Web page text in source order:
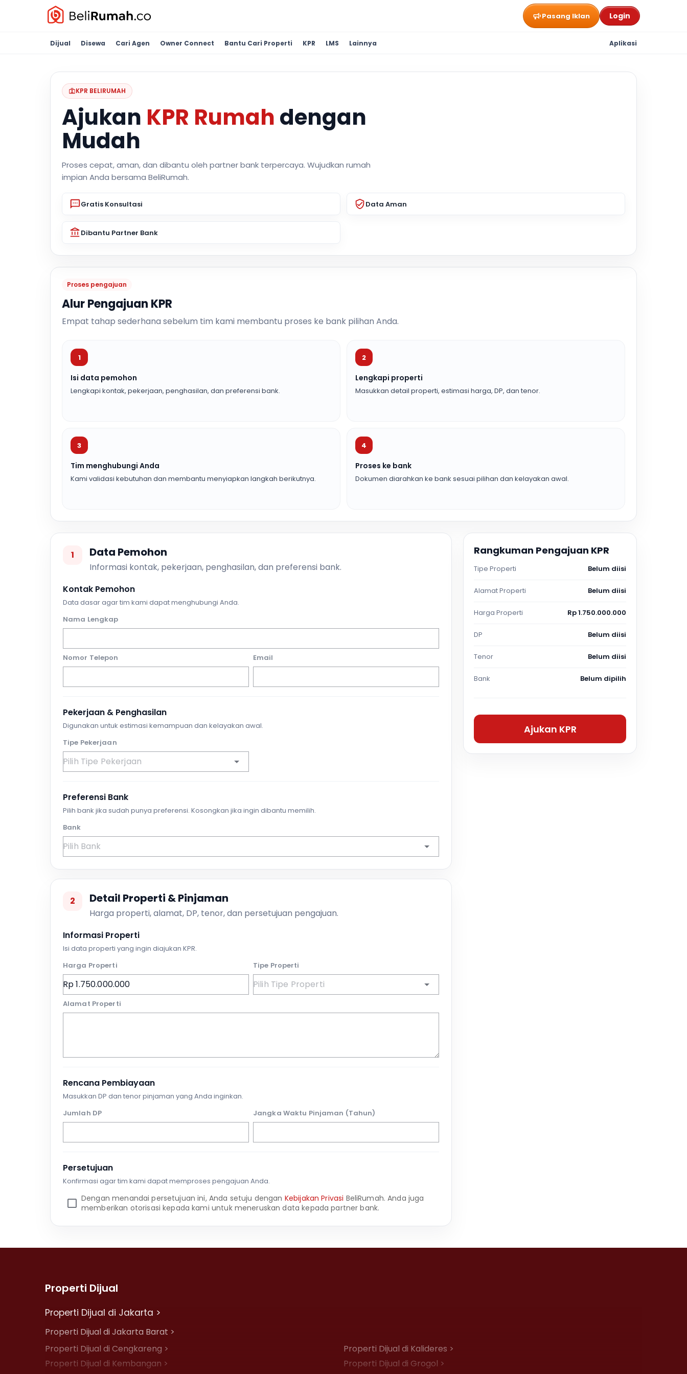
Pasang Iklan Login
Dijual Disewa Cari Agen Owner Connect Bantu Cari Properti KPR LMS Lainnya Aplikasi
KPR BELIRUMAH
Ajukan KPR Rumah dengan
Mudah
Proses cepat, aman, dan dibantu oleh partner bank terpercaya. Wujudkan rumah
impian Anda bersama BeliRumah.
Gratis Konsultasi Data Aman
Dibantu Partner Bank
Proses pengajuan
Alur Pengajuan KPR
Empat tahap sederhana sebelum tim kami membantu proses ke bank pilihan Anda.
1
Isi data pemohon
Lengkapi kontak, pekerjaan, penghasilan, dan preferensi bank.
2
Lengkapi properti
Masukkan detail properti, estimasi harga, DP, dan tenor.
3
Tim menghubungi Anda
Kami validasi kebutuhan dan membantu menyiapkan langkah berikutnya.
4
Proses ke bank
Dokumen diarahkan ke bank sesuai pilihan dan kelayakan awal.
1 Data Pemohon
Informasi kontak, pekerjaan, penghasilan, dan preferensi bank.
Kontak Pemohon
Data dasar agar tim kami dapat menghubungi Anda.
Nama Lengkap
Nomor Telepon Email
Pekerjaan & Penghasilan
Digunakan untuk estimasi kemampuan dan kelayakan awal.
Tipe Pekerjaan
Preferensi Bank
Pilih bank jika sudah punya preferensi. Kosongkan jika ingin dibantu memilih.
Bank
2 Detail Properti & Pinjaman
Harga properti, alamat, DP, tenor, dan persetujuan pengajuan.
Informasi Properti
Isi data properti yang ingin diajukan KPR.
Harga Properti
Tipe Properti
Alamat Properti
Rencana Pembiayaan
Masukkan DP dan tenor pinjaman yang Anda inginkan.
Jumlah DP
Jangka Waktu Pinjaman (Tahun)
Persetujuan
Konfirmasi agar tim kami dapat memproses pengajuan Anda.
Dengan menandai persetujuan ini, Anda setuju dengan Kebijakan Privasi BeliRumah. Anda juga
memberikan otorisasi kepada kami untuk meneruskan data kepada partner bank.
Rangkuman Pengajuan KPR
Tipe Properti Belum diisi
Alamat Properti Belum diisi
Harga Properti Rp 1.750.000.000
DP Belum diisi
Tenor Belum diisi
Bank Belum dipilih
Ajukan KPR
Properti Dijual
Properti Dijual di Jakarta >
Properti Dijual di Jakarta Barat >
Properti Dijual di Cengkareng >
Properti Dijual di Kalideres >
Properti Dijual di Kembangan >
Properti Dijual di Grogol >